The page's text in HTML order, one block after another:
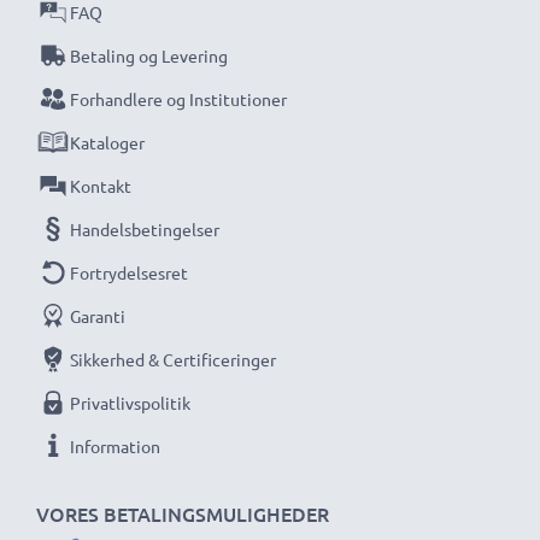
★ 3 års garanti ★
Vi har siden 2004 ageret som international
specialforhandler og vi ved, hvad det kommer an på
ved højkvalitetsprodukter. Derfor giver vi dig en
garanti på 36 måneder!
VORES BETALINGSMULIGHEDER
FAQ
Betaling og Levering
Forhandlere og Institutioner
Kataloger
Kontakt
Handelsbetingelser
Fortrydelsesret
Garanti
Sikkerhed & Certificeringer
Privatlivspolitik
Information